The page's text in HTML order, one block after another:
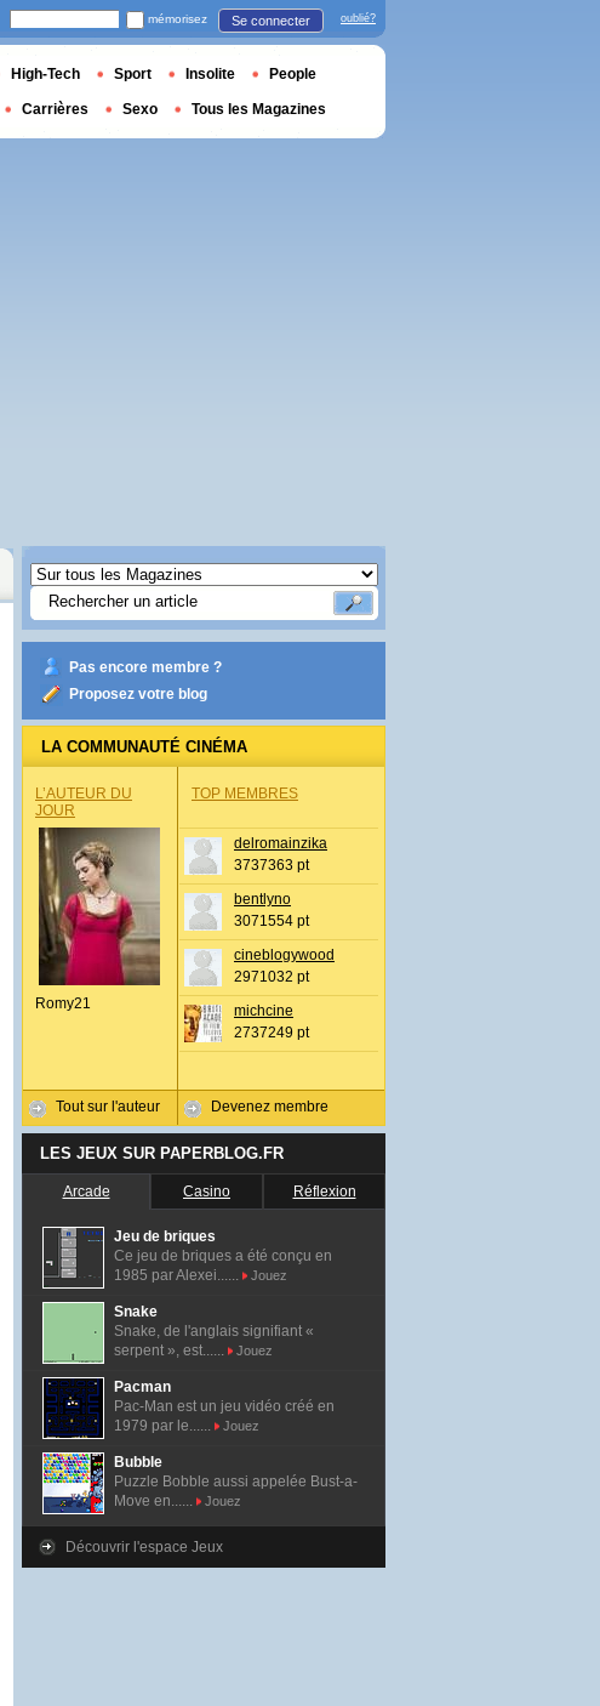
Pas encore membre ?
Proposez votre blog
LA COMMUNAUTÉ CINÉMA
L’AUTEUR DU
JOUR
Romy21
Tout sur l'auteur
TOP MEMBRES
delromainzika
3737363 pt
bentlyno
3071554 pt
cineblogywood
2971032 pt
michcine
2737249 pt
Devenez membre
LES JEUX SUR PAPERBLOG.FR
Arcade Casino Réflexion
Jeu de briques
Ce jeu de briques a été conçu en
1985 par Alexei......
Jouez
Snake
Snake, de l'anglais signifiant «
serpent », est......
Jouez
Pacman
Pac-Man est un jeu vidéo créé en
1979 par le......
Jouez
Bubble
Puzzle Bobble aussi appelée Bust-a-
Move en......
Jouez
Découvrir l'espace Jeux
mémorisez Se connecter oublié?
High-Tech Sport Insolite People
Carrières Sexo Tous les Magazines